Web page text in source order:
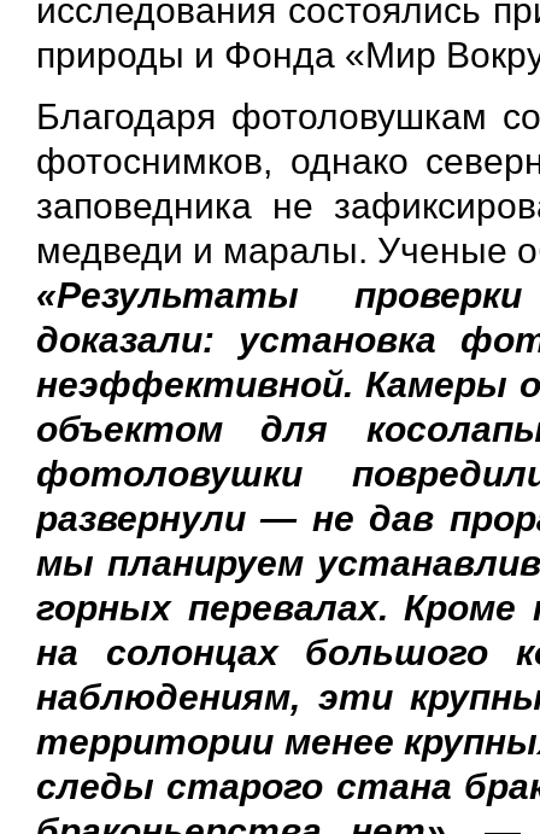
исследования состоялись
природы и Фонда «Мир
Благодаря фотоловушкам
фотоснимков, однако
заповедника не
медведи и маралы. Ученые
«Результаты
доказали: установка
неэффективной. Камеры
объектом для
фотоловушки
развернули — не дав
мы планируем
горных перевалах.
на солонцах большого
наблюдениям, эти
территории менее
следы старого стана